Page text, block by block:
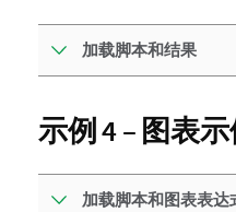
加载脚本和结果
示例 4 – 图表
加载脚本和图表表达